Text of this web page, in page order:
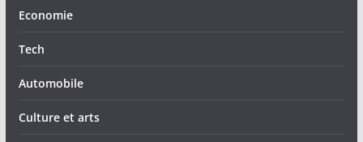
Economie
Tech
Automobile
Culture et arts